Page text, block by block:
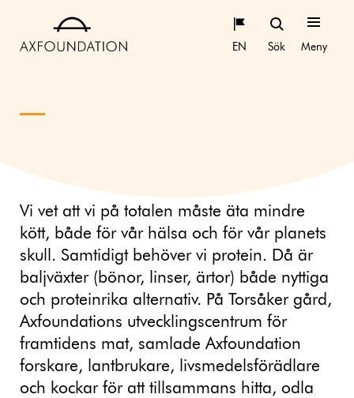
EN Sök Meny
Vi vet att vi på totalen måste äta mindre
kött, både för vår hälsa och för vår planets
skull. Samtidigt behöver vi protein. Då är
baljväxter (bönor, linser, ärtor) både nyttiga
och proteinrika alternativ. På Torsåker gård,
Axfoundations utvecklingscentrum för
framtidens mat, samlade Axfoundation
forskare, lantbrukare, livsmedelsförädlare
och kockar för att tillsammans hitta, odla